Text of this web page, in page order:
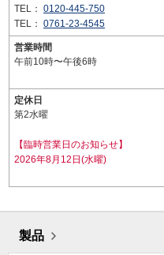
TEL： 0120-445-750
TEL： 0761-23-4545
営業時間
午前10時〜午後6時
定休日
第2水曜
【臨時営業日のお知らせ】
2026年8月12日(水曜)
製品